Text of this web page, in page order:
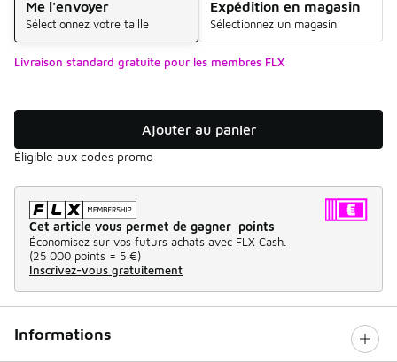
Me l'envoyer
Sélectionnez votre taille
Expédition en magasin
Sélectionnez un magasin
Livraison standard gratuite pour les membres FLX
Ajouter au panier
Éligible aux codes promo
Cet article vous permet de gagner points
Économisez sur vos futurs achats avec FLX Cash.
(25 000 points = 5 €)
Inscrivez-vous gratuitement
Informations